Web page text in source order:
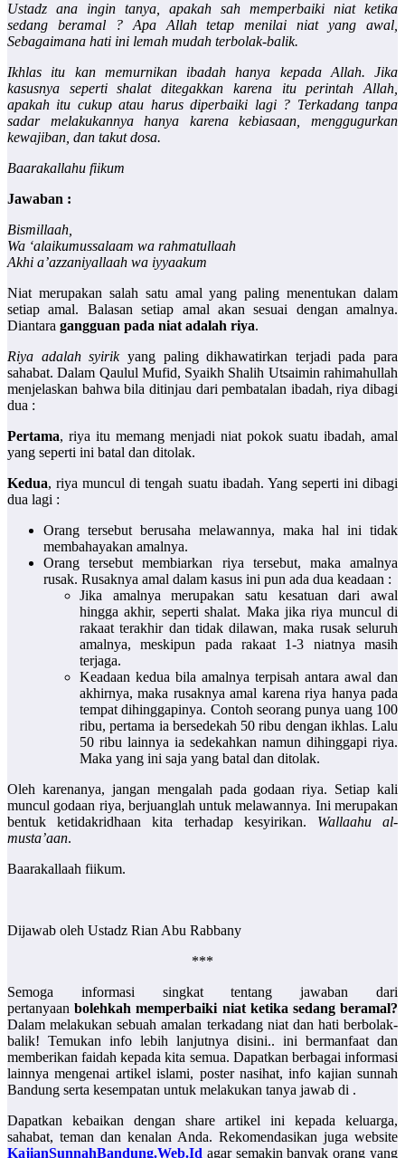
Ustadz ana ingin tanya, apakah sah memperbaiki niat ketika
sedang beramal ? Apa Allah tetap menilai niat yang awal,
Sebagaimana hati ini lemah mudah terbolak-balik.
Ikhlas itu kan memurnikan ibadah hanya kepada Allah. Jika
kasusnya seperti shalat ditegakkan karena itu perintah Allah,
apakah itu cukup atau harus diperbaiki lagi ? Terkadang tanpa
sadar melakukannya hanya karena kebiasaan, menggugurkan
kewajiban, dan takut dosa.
Baarakallahu fiikum
Jawaban :
Bismillaah,
Wa ‘alaikumussalaam wa rahmatullaah
Akhi a’azzaniyallaah wa iyyaakum
Niat merupakan salah satu amal yang paling menentukan dalam
setiap amal. Balasan setiap amal akan sesuai dengan amalnya.
Diantara gangguan pada niat adalah riya.
Riya adalah syirikyang paling dikhawatirkan terjadi pada para
sahabat. Dalam Qaulul Mufid, Syaikh Shalih Utsaimin rahimahullah
menjelaskan bahwa bila ditinjau dari pembatalan ibadah, riya dibagi
dua :
Pertama, riya itu memang menjadi niat pokok suatu ibadah, amal
yang seperti ini batal dan ditolak.
Kedua, riya muncul di tengah suatu ibadah. Yang seperti ini dibagi
dua lagi :
Orang tersebut berusaha melawannya, maka hal ini tidak
membahayakan amalnya.
Orang tersebut membiarkan riya tersebut, maka amalnya
rusak. Rusaknya amal dalam kasus ini pun ada dua keadaan :
Jika amalnya merupakan satu kesatuan dari awal
hingga akhir, seperti shalat. Maka jika riya muncul di
rakaat terakhir dan tidak dilawan, maka rusak seluruh
amalnya, meskipun pada rakaat 1-3 niatnya masih
terjaga.
Keadaan kedua bila amalnya terpisah antara awal dan
akhirnya, maka rusaknya amal karena riya hanya pada
tempat dihinggapinya. Contoh seorang punya uang 100
ribu, pertama ia bersedekah 50 ribu dengan ikhlas. Lalu
50 ribu lainnya ia sedekahkan namun dihinggapi riya.
Maka yang ini saja yang batal dan ditolak.
Oleh karenanya, jangan mengalah pada godaan riya. Setiap kali
muncul godaan riya, berjuanglah untuk melawannya. Ini merupakan
bentuk ketidakridhaan kita terhadap kesyirikan. Wallaahu al-
musta’aan.
Baarakallaah fiikum.
Dijawab oleh Ustadz Rian Abu Rabbany
***
Semoga informasi singkat tentang jawaban dari
pertanyaanbolehkah memperbaiki niat ketika sedang beramal?
Dalam melakukan sebuah amalan terkadang niat dan hati berbolak-
balik! Temukan info lebih lanjutnya disini.. ini bermanfaat dan
memberikan faidah kepada kita semua. Dapatkan berbagai informasi
lainnya mengenai artikel islami, poster nasihat, info kajian sunnah
Bandung serta kesempatan untuk melakukan tanya jawab di .
Dapatkan kebaikan dengan share artikel ini kepada keluarga,
sahabat, teman dan kenalan Anda. Rekomendasikan juga website
KajianSunnahBandung.Web.Id agar semakin banyak orang yang